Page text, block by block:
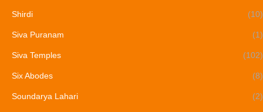
Shirdi (10)
Siva Puranam (1)
Siva Temples (102)
Six Abodes (8)
Soundarya Lahari (2)